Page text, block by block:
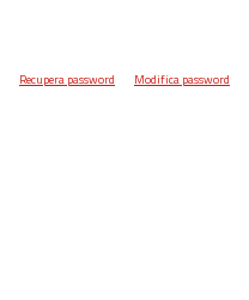
Recupera password Modifica password